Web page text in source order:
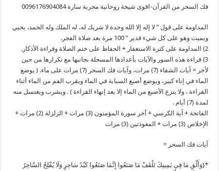
فك السحر من القرآن-اقوى شيخة روحانية مجربة سارة 0096176904084
المداومة على قول ” لا إله إلا الله وحدة لا شريك له، له الملك وله الحمد، يحيي
ويميت وهو على كل شيء قدير ” 100 مرة بعد صلاة الفجر.
2) المداومة على كثرة الاستغفار + الحفاظ على ختم الصلاة وقراءة الأذكار.
3) قراءة هذه السور والآيات بأعدادها المسجلة بجانبها مع تكرارها من حين
لأخر = آيات الشفاء (7) مرات، وآيات فك السحر (7) مرات على ماء. ( يوضع
الماء في إناء كبير، ويوضع أصبع السبابة في الماء ويقرب الفم من الماء أثناء
القراءة ، ولا ينزع الأصبع من الماء إلا بعد إنهاء القراءة ) . ويشرب ويغتسل منه
لمدة (7) أيام .
الفاتحة + آية الكرسي + أخر سورة المؤمنون (3) مرات + الزلزلة (2) مرات +
الإخلاص (3) مرات + المعوذتين (3) مرات
آيات فك السحر =
*{وَأَلْقِ مَا فِي يَمِينِكَ تَلْقَفْ مَا صَنَعُوا إِنَّمَا صَنَعُوا كَيْدُ سَاحِرٍ وَلَا يُفْلِحُ السَّاحِرُ